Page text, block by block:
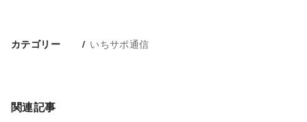
カテゴリー いちサポ通信
関連記事